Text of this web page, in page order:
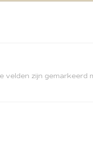
velden zijn gemarkeerd